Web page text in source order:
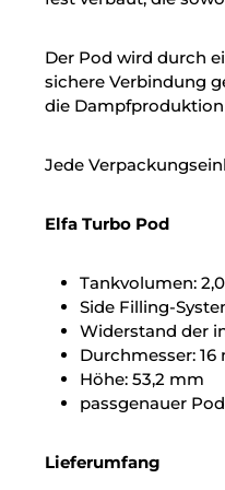
Der Pod wird durch
sichere Verbindung
die
Jede
Elfa Turbo Pod
Tankvolumen:
Side Filling-
Widerstand der
Durchmesser: 16
Höhe: 53,2 mm
passgenauer
Lieferumfang